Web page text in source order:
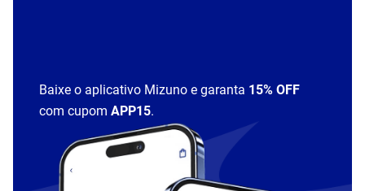
Baixe o aplicativo Mizuno e garanta 15% OFF
com cupom APP15.